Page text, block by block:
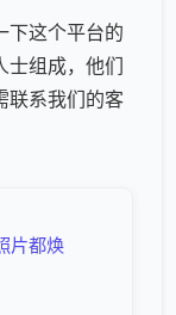
下这个平台的
士组成，他们
联系我们的客
片都焕